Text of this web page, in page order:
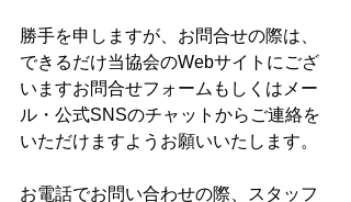
勝手を申しますが、お問合せの際は、
できるだけ当協会のWebサイトにござ
いますお問合せフォームもしくはメー
ル・公式SNSのチャットからご連絡を
いただけますようお願いいたします。
お電話でお問い合わせの際、スタッフ